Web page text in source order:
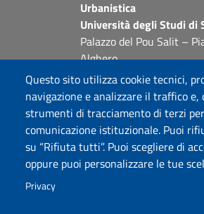
Questo sito utilizza cookie tecnici,
navigazione e analizzare il traffico
strumenti di tracciamento di terzi
comunicazione istituzionale. Puoi
su “Rifiuta tutti”. Puoi scegliere di
oppure puoi personalizzare le tue
Privacy
Urbanistica
Università degli Studi di
Palazzo del Pou Salit –
Alghero
aaadip@uniss.it